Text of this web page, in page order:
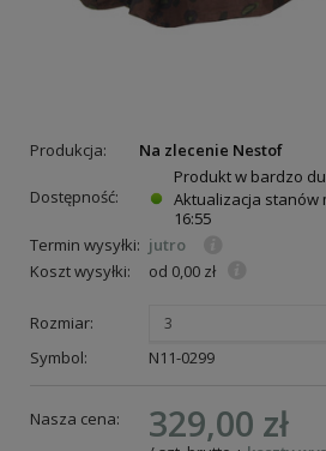
Produkcja: Na zlecenie Nestof
Dostępność:
Produkt w bardzo
Aktualizacja stanów
16:55
Termin wysyłki: jutro
Koszt wysyłki:
od 0,00 zł
Rozmiar: 3
Symbol: N11-0299
Nasza cena: 329,00 zł